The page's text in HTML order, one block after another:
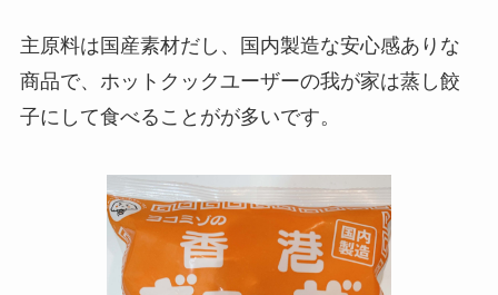
主原料は国産素材だし、国内製造な安心感ありな
商品で、ホットクックユーザーの我が家は蒸し餃
子にして食べることがが多いです。